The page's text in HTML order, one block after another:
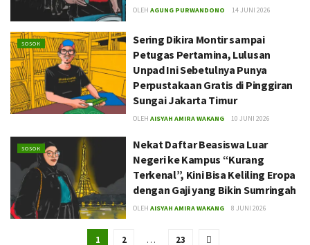
OLEH AGUNG PURWANDONO 14 JUNI 2026
SOSOK
Sering Dikira Montir sampai
Petugas Pertamina, Lulusan
Unpad Ini Sebetulnya Punya
Perpustakaan Gratis di Pinggiran
Sungai Jakarta Timur
OLEH AISYAH AMIRA WAKANG 10 JUNI 2026
SOSOK
Nekat Daftar Beasiswa Luar
Negeri ke Kampus “Kurang
Terkenal”, Kini Bisa Keliling Eropa
dengan Gaji yang Bikin Sumringah
OLEH AISYAH AMIRA WAKANG 8 JUNI 2026
1 2 … 23